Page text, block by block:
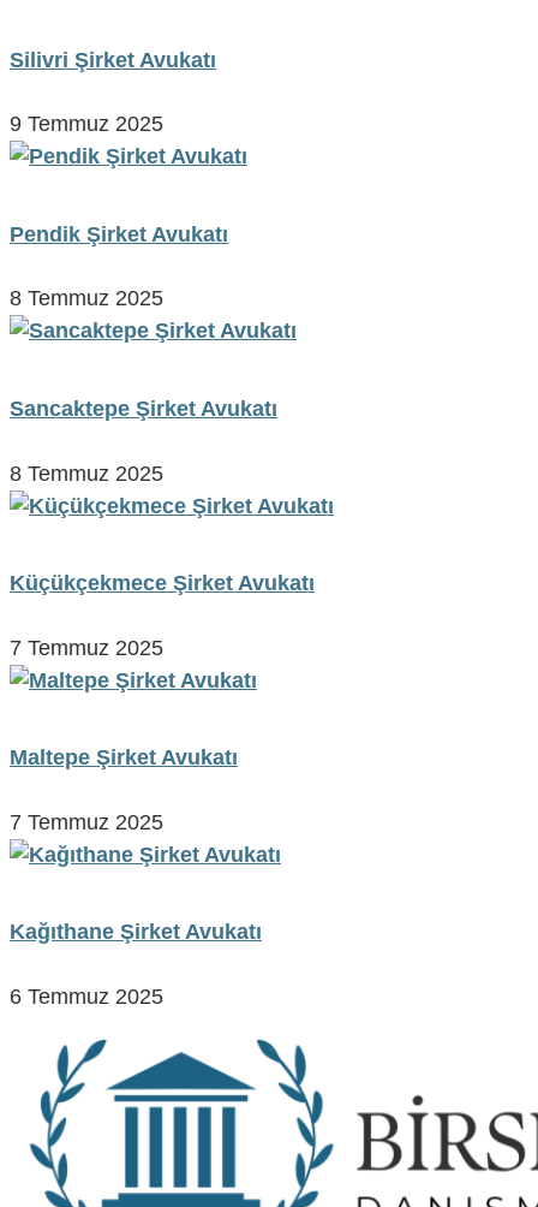
Silivri Şirket Avukatı
9 Temmuz 2025
Pendik Şirket Avukatı
8 Temmuz 2025
Sancaktepe Şirket Avukatı
8 Temmuz 2025
Küçükçekmece Şirket Avukatı
7 Temmuz 2025
Maltepe Şirket Avukatı
7 Temmuz 2025
Kağıthane Şirket Avukatı
6 Temmuz 2025